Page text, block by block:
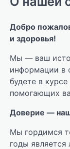
Добро
и здоровья!
Мы — ваш
информации в
будете в
помогающих
Доверие —
Мы гордимся
годы